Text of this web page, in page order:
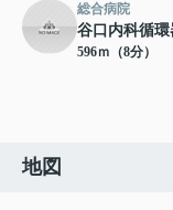
総合病院
谷口内科循環
596ｍ（8分）
地図